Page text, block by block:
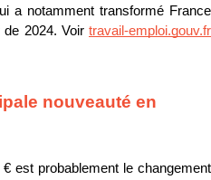
a notamment transformé France
2024. Voir travail-emploi.gouv.fr
nouveauté en
est probablement le changement